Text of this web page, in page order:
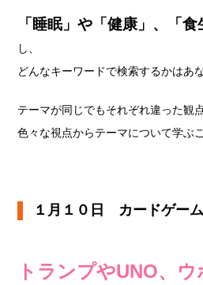
「睡眠」や「健康」、「食
し、
どんなキーワードで検索するかはあ
テーマが同じでもそれぞれ違った観
色々な視点からテーマについて学ぶ
１月１０日 カードゲーム
トランプやUNO、